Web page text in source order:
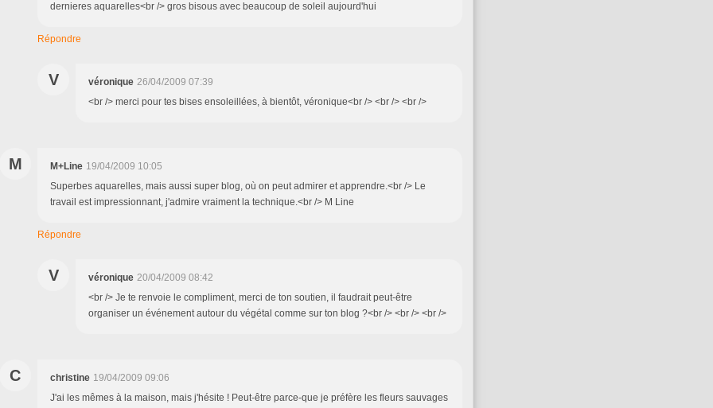
dernieres aquarelles<br /> gros bisous avec beaucoup de soleil aujourd'hui
Répondre
V véronique 26/04/2009 07:39
<br /> merci pour tes bises ensoleillées, à bientôt, véronique<br /> <br /> <br />
M M+Line 19/04/2009 10:05
Superbes aquarelles, mais aussi super blog, où on peut admirer et apprendre.<br /> Le
travail est impressionnant, j'admire vraiment la technique.<br /> M Line
Répondre
V véronique 20/04/2009 08:42
<br /> Je te renvoie le compliment, merci de ton soutien, il faudrait peut-être
organiser un événement autour du végétal comme sur ton blog ?<br /> <br /> <br />
C christine 19/04/2009 09:06
J'ai les mêmes à la maison, mais j'hésite ! Peut-être parce-que je préfère les fleurs sauvages